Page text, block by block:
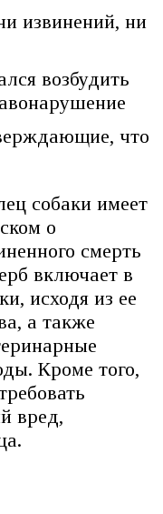
извинений, ни
возбудить
что
собаки имеет
о
смерть
включает в
исходя из ее
а также
Кроме того,
вред,